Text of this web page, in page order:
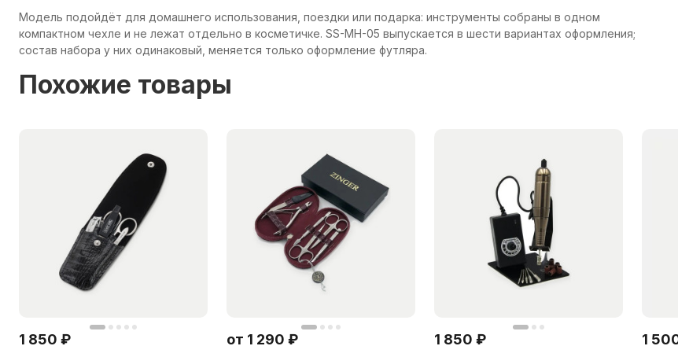
Модель подойдёт для домашнего использования, поездки или подарка: инструменты собраны в одном
компактном чехле и не лежат отдельно в косметичке. SS-MH-05 выпускается в шести вариантах оформления;
состав набора у них одинаковый, меняется только оформление футляра.
Похожие товары
1 850 ₽ от 1 290 ₽ 1 850 ₽ 1